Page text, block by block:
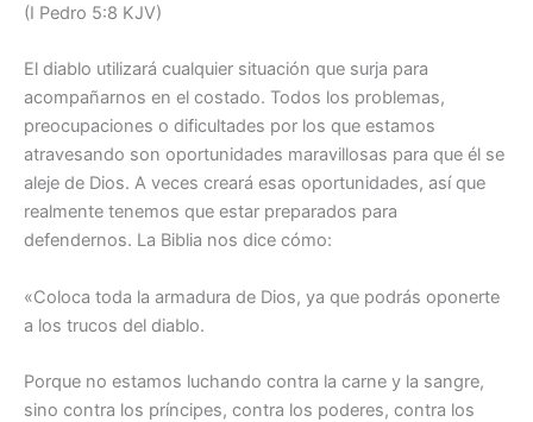
(I Pedro 5:8 KJV)
El diablo utilizará cualquier situación que surja para
acompañarnos en el costado. Todos los problemas,
preocupaciones o dificultades por los que estamos
atravesando son oportunidades maravillosas para que él se
aleje de Dios. A veces creará esas oportunidades, así que
realmente tenemos que estar preparados para
defendernos. La Biblia nos dice cómo:
«Coloca toda la armadura de Dios, ya que podrás oponerte
a los trucos del diablo.
Porque no estamos luchando contra la carne y la sangre,
sino contra los príncipes, contra los poderes, contra los